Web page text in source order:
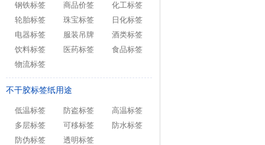
钢铁标签 商品价签
化工标签
轮胎标签
珠宝标签
日化标签
电器标签
服装吊牌
酒类标签
饮料标签
医药标签
食品标签
物流标签
不干胶标签纸用途
低温标签 防盗标签
高温标签
多层标签
可移标签
防水标签
防伪标签
透明标签